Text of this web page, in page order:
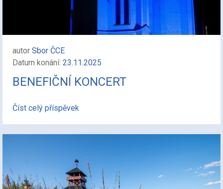
autor Sbor ČCE
Datum konání: 23.11.2025
BENEFIČNÍ KONCERT
Číst celý příspěvek